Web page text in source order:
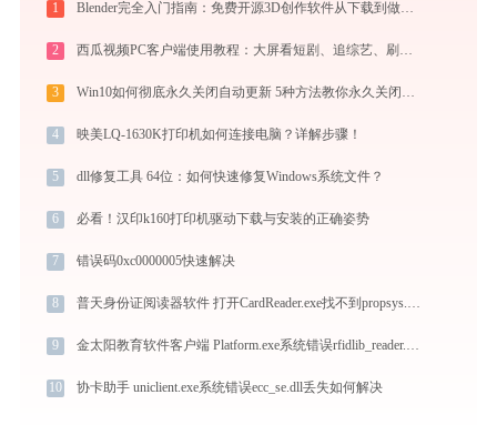
1 Blender完全入门指南：免费开源3D创作软件从下载到做出第一个作品（2026最新）
2 西瓜视频PC客户端使用教程：大屏看短剧、追综艺、刷影视的高清播放指南
3 Win10如何彻底永久关闭自动更新 5种方法教你永久关闭win10自动更新
4 映美LQ-1630K打印机如何连接电脑？详解步骤！
5 dll修复工具 64位：如何快速修复Windows系统文件？
6 必看！汉印k160打印机驱动下载与安装的正确姿势
7 错误码0xc0000005快速解决
8 普天身份证阅读器软件 打开CardReader.exe找不到propsys.dll怎么办
9 金太阳教育软件客户端 Platform.exe系统错误rfidlib_reader.dll丢失如何解决
10 协卡助手 uniclient.exe系统错误ecc_se.dll丢失如何解决